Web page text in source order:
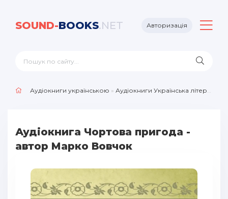
SOUND-BOOKS.NET Авторизація
Аудіокниги українською » Аудіокниги Українська література
Аудіокнига Чортова пригода -
автор Марко Вовчок